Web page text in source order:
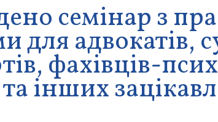
семінар з
для адвокатів,
фахівців-
інших